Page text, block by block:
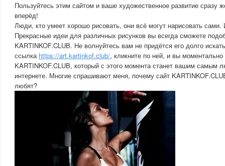
Пользуйтесь этим сайтом и ваше художественное развитие сразу
вперёд!
Люди, кто умеет хорошо рисовать, они всё могут нарисовать
Прекрасные идеи для различных рисунков вы всегда сможете
KARTINKOF.CLUB. Не волнуйтесь вам не придётся его долго
ссылка https://art.kartinkof.club/, кликните по ней, и вы моментально
KARTINKOF.CLUB, который с этого момента станет вашим самым
интернете. Многие спрашивают меня, почему сайт
любят?